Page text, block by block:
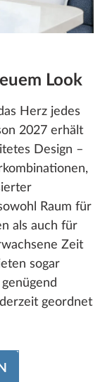
Look
Herz jedes
2027 erhält
Design –
Raum für
als auch für
Zeit
sogar
geordnet